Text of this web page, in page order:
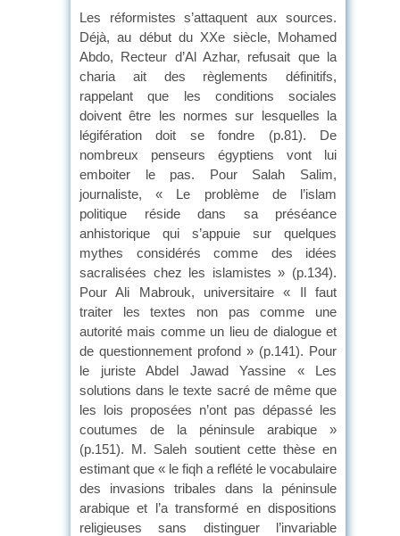
Les réformistes s’attaquent aux sources.
Déjà, au début du XXe siècle, Mohamed
Abdo, Recteur d’Al Azhar, refusait que la
charia ait des règlements définitifs,
rappelant que les conditions sociales
doivent être les normes sur lesquelles la
légifération doit se fondre (p.81). De
nombreux penseurs égyptiens vont lui
emboiter le pas. Pour Salah Salim,
journaliste, « Le problème de l’islam
politique réside dans sa préséance
anhistorique qui s’appuie sur quelques
mythes considérés comme des idées
sacralisées chez les islamistes » (p.134).
Pour Ali Mabrouk, universitaire « Il faut
traiter les textes non pas comme une
autorité mais comme un lieu de dialogue et
de questionnement profond » (p.141). Pour
le juriste Abdel Jawad Yassine « Les
solutions dans le texte sacré de même que
les lois proposées n’ont pas dépassé les
coutumes de la péninsule arabique »
(p.151). M. Saleh soutient cette thèse en
estimant que « le fiqh a reflété le vocabulaire
des invasions tribales dans la péninsule
arabique et l’a transformé en dispositions
religieuses sans distinguer l’invariable